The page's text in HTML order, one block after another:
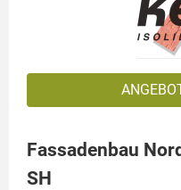
Fassadenbau
SH